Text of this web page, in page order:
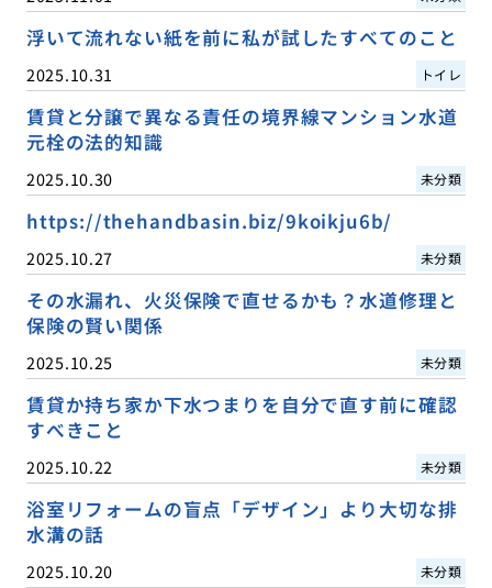
浮いて流れない紙を前に私が試したすべてのこと
2025.10.31 トイレ
賃貸と分譲で異なる責任の境界線マンション水道
元栓の法的知識
2025.10.30 未分類
https://thehandbasin.biz/9koikju6b/
2025.10.27 未分類
その水漏れ、火災保険で直せるかも？水道修理と
保険の賢い関係
2025.10.25 未分類
賃貸か持ち家か下水つまりを自分で直す前に確認
すべきこと
2025.10.22 未分類
浴室リフォームの盲点「デザイン」より大切な排
水溝の話
2025.10.20 未分類